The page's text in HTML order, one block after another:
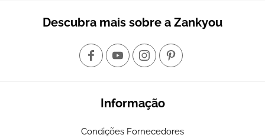
Descubra mais sobre a Zankyou
Informação
Condições Fornecedores